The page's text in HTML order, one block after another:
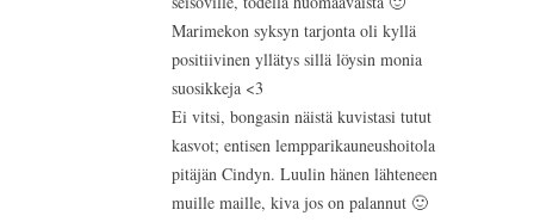
Marimekon syksyn tarjonta oli kyllä
positiivinen yllätys sillä löysin monia
suosikkeja <3
Ei vitsi, bongasin näistä kuvistasi tutut
kasvot; entisen lempparikauneushoitola
pitäjän Cindyn. Luulin hänen lähteneen
muille maille, kiva jos on palannut 🙂